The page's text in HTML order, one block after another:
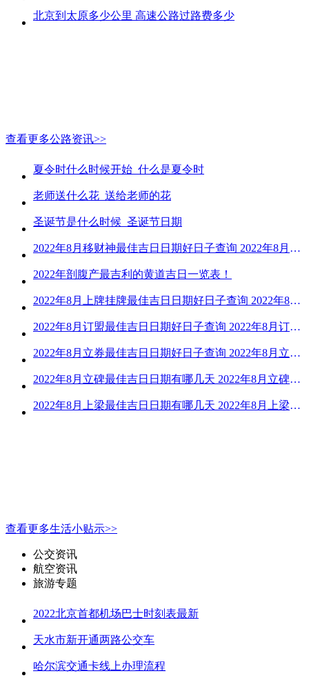
北京到太原多少公里 高速公路过路费多少
查看更多公路资讯>>
夏令时什么时候开始_什么是夏令时
老师送什么花_送给老师的花
圣诞节是什么时候_圣诞节日期
2022年8月移财神最佳吉日日期好日子查询 2022年8月移财神吉日一览
2022年剖腹产最吉利的黄道吉日一览表！
2022年8月上牌挂牌最佳吉日日期好日子查询 2022年8月上牌吉日精选
2022年8月订盟最佳吉日日期好日子查询 2022年8月订盟黄道吉日一览
2022年8月立券最佳吉日日期好日子查询 2022年8月立券的黄道吉日一览
2022年8月立碑最佳吉日日期有哪几天 2022年8月立碑吉日查询
2022年8月上梁最佳吉日日期有哪几天 2022年8月上梁的黄道吉日
查看更多生活小贴示>>
公交资讯
航空资讯
旅游专题
2022北京首都机场巴士时刻表最新
天水市新开通两路公交车
哈尔滨交通卡线上办理流程